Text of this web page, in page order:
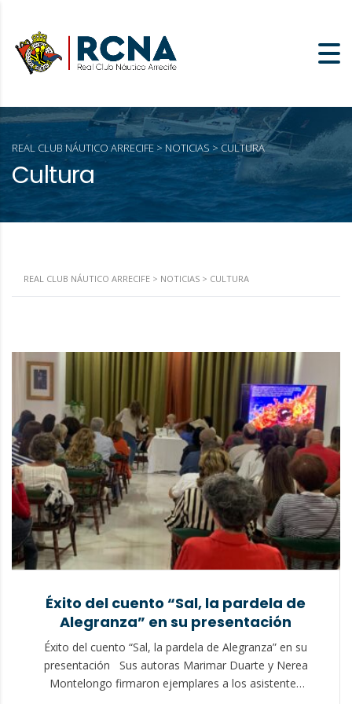
Cultura
REAL CLUB NÁUTICO ARRECIFE > NOTICIAS > CULTURA
REAL CLUB NÁUTICO ARRECIFE > NOTICIAS > CULTURA
Éxito del cuento “Sal, la pardela de
Alegranza” en su presentación
Éxito del cuento “Sal, la pardela de Alegranza” en su
presentación Sus autoras Marimar Duarte y Nerea
Montelongo firmaron ejemplares a los asistentes